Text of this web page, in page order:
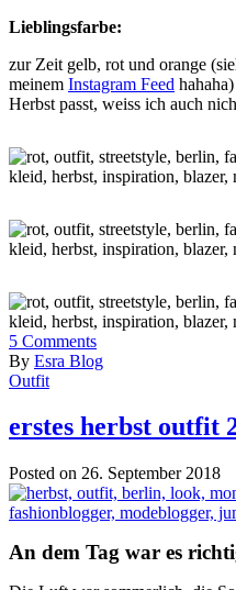
Lieblingsfarbe:
zur Zeit gelb, rot und orange
meinem Instagram Feed
Herbst passt, weiss ich auch
5 Comments
By Esra Blog
Outfit
erstes herbst outfit
Posted on 26. September 2018
An dem Tag war es